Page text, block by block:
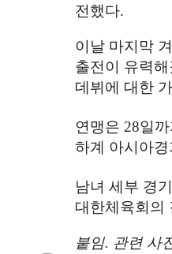
전했다.
이날 마지막
출전이 유력해
데뷔에 대한
연맹은28일
하계 아시아
남녀 세부 경
대한체육회의
붙임. 관련 사